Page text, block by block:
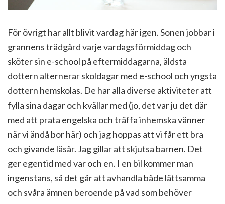
För övrigt har allt blivit vardag här igen. Sonen jobbar i
grannens trädgård varje vardagsförmiddag och
sköter sin e-school på eftermiddagarna, äldsta
dottern alternerar skoldagar med e-school och yngsta
dottern hemskolas. De har alla diverse aktiviteter att
fylla sina dagar och kvällar med (jo, det var ju det där
med att prata engelska och träffa inhemska vänner
när vi ändå bor här) och jag hoppas att vi får ett bra
och givande läsår. Jag gillar att skjutsa barnen. Det
ger egentid med var och en. I en bil kommer man
ingenstans, så det går att avhandla både lättsamma
och svåra ämnen beroende på vad som behöver